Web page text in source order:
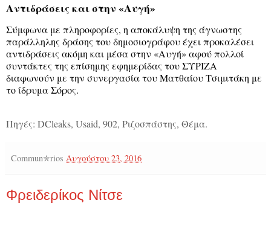
Αντιδράσεις και στην «Αυγή»
Σύμφωνα με πληροφορίες, η αποκάλυψη της άγνωστης
παράλληλης δράσης του δημοσιογράφου έχει προκαλέσει
αντιδράσεις ακόμη και μέσα στην «Αυγή» αφού πολλοί
συντάκτες της επίσημης εφημερίδας του ΣΥΡΙΖΑ
διαφωνούν με την συνεργασία του Ματθαίου Τσιμιτάκη με
το ίδρυμα Σόρος.
Πηγές: DCleaks, Usaid, 902, Ριζοσπάστης, Θέμα.
Commun✮rios Αυγούστου 23, 2016
Φρειδερίκος Νίτσε